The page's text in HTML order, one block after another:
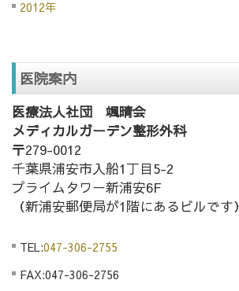
2012年
医院案内
医療法人社団 颯晴会
メディカルガーデン整形外科
〒279-0012
千葉県浦安市入船1丁目5-2
プライムタワー新浦安6F
（新浦安郵便局が1階にあるビルです）
TEL:047-306-2755
FAX:047-306-2756